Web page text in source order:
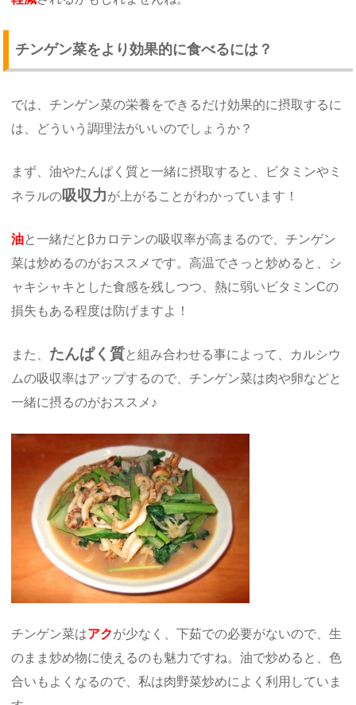
チンゲン菜をより効果的に食べるには？
では、チンゲン菜の栄養をできるだけ効果的に摂取するに
は、どういう調理法がいいのでしょうか？
まず、油やたんぱく質と一緒に摂取すると、ビタミンやミ
ネラルの吸収力が上がることがわかっています！
油と一緒だとβカロテンの吸収率が高まるので、チンゲン
菜は炒めるのがおススメです。高温でさっと炒めると、シ
ャキシャキとした食感を残しつつ、熱に弱いビタミンCの
損失もある程度は防げますよ！
また、 たんぱく質と組み合わせる事によって、カルシウ
ムの吸収率はアップするので、チンゲン菜は肉や卵などと
一緒に摂るのがおススメ♪
チンゲン菜はアクが少なく、下茹での必要がないので、生
のまま炒め物に使えるのも魅力ですね。油で炒めると、色
合いもよくなるので、私は肉野菜炒めによく利用していま